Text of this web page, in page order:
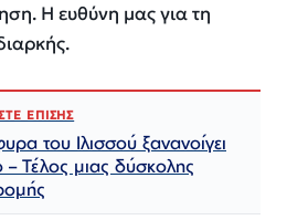
Η ευθύνη μας για τη
ΕΠΙΣΗΣ
του Ιλισσού ξανανοίγει
– Τέλος μιας δύσκολης